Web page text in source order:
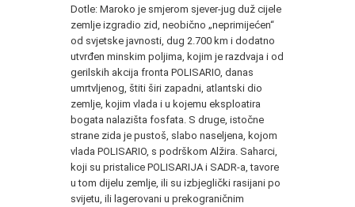
Dotle: Maroko je smjerom sjever-jug duž cijele
zemlje izgradio zid, neobično „neprimijećen“
od svjetske javnosti, dug 2.700 km i dodatno
utvrđen minskim poljima, kojim je razdvaja i od
gerilskih akcija fronta POLISARIO, danas
umrtvljenog, štiti širi zapadni, atlantski dio
zemlje, kojim vlada i u kojemu eksploatira
bogata nalazišta fosfata. S druge, istočne
strane zida je pustoš, slabo naseljena, kojom
vlada POLISARIO, s podrškom Alžira. Saharci,
koji su pristalice POLISARIJA i SADR-a, tavore
u tom dijelu zemlje, ili su izbjeglički rasijani po
svijetu, ili lagerovani u prekograničnim